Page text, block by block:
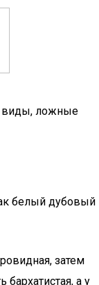
виды, ложные
белый дубовый
затем
а у